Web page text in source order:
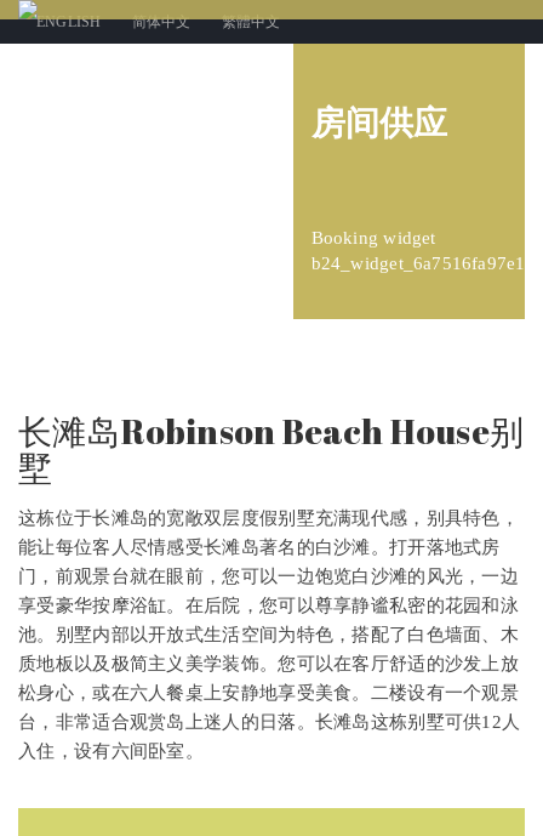
ENGLISH 简体中文 繁體中文
房间供应
Booking widget
b24_widget_6a7516fa97e1b
长滩岛Robinson Beach House别
墅
这栋位于长滩岛的宽敞双层度假别墅充满现代感，别具特色，
能让每位客人尽情感受长滩岛著名的白沙滩。打开落地式房
门，前观景台就在眼前，您可以一边饱览白沙滩的风光，一边
享受豪华按摩浴缸。在后院，您可以尊享静谧私密的花园和泳
池。别墅内部以开放式生活空间为特色，搭配了白色墙面、木
质地板以及极简主义美学装饰。您可以在客厅舒适的沙发上放
松身心，或在六人餐桌上安静地享受美食。二楼设有一个观景
台，非常适合观赏岛上迷人的日落。长滩岛这栋别墅可供12人
入住，设有六间卧室。